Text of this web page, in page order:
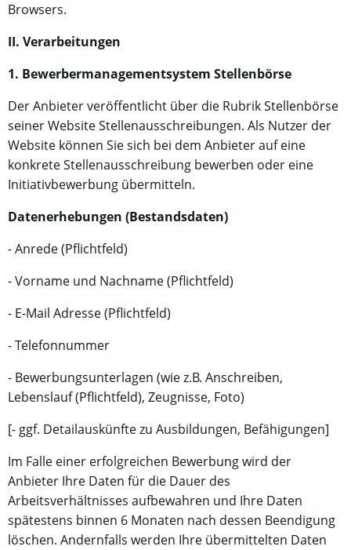
Browsers.
II. Verarbeitungen
1. Bewerbermanagementsystem Stellenbörse
Der Anbieter veröffentlicht über die Rubrik Stellenbörse
seiner Website Stellenausschreibungen. Als Nutzer der
Website können Sie sich bei dem Anbieter auf eine
konkrete Stellenausschreibung bewerben oder eine
Initiativbewerbung übermitteln.
Datenerhebungen (Bestandsdaten)
- Anrede (Pflichtfeld)
- Vorname und Nachname (Pflichtfeld)
- E-Mail Adresse (Pflichtfeld)
- Telefonnummer
- Bewerbungsunterlagen (wie z.B. Anschreiben,
Lebenslauf (Pflichtfeld), Zeugnisse, Foto)
[- ggf. Detailauskünfte zu Ausbildungen, Befähigungen]
Im Falle einer erfolgreichen Bewerbung wird der
Anbieter Ihre Daten für die Dauer des
Arbeitsverhältnisses aufbewahren und Ihre Daten
spätestens binnen 6 Monaten nach dessen Beendigung
löschen. Andernfalls werden Ihre übermittelten Daten